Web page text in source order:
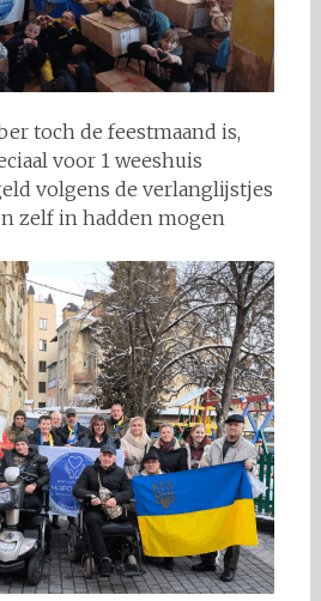
toch de feestmaand is,
voor 1 weeshuis
volgens de verlanglijstjes
zelf in hadden mogen